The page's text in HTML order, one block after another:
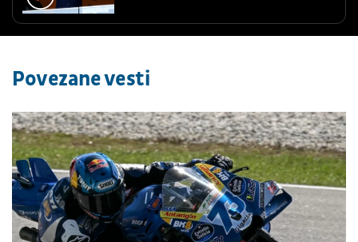
Povezane vesti